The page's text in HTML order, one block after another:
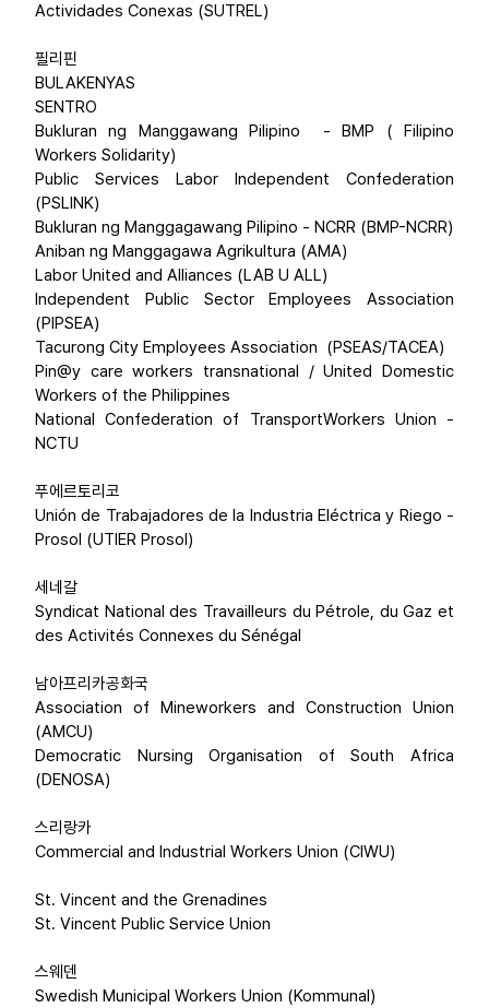
Actividades Conexas (SUTREL)
필리핀
BULAKENYAS
SENTRO
Bukluran ng Manggawang Pilipino - BMP ( Filipino
Workers Solidarity)
Public Services Labor Independent Confederation
(PSLINK)
Bukluran ng Manggagawang Pilipino - NCRR (BMP-NCRR)
Aniban ng Manggagawa Agrikultura (AMA)
Labor United and Alliances (LAB U ALL)
Independent Public Sector Employees Association
(PIPSEA)
Tacurong City Employees Association (PSEAS/TACEA)
Pin@y care workers transnational / United Domestic
Workers of the Philippines
National Confederation of TransportWorkers Union -
NCTU
푸에르토리코
Unión de Trabajadores de la Industria Eléctrica y Riego -
Prosol (UTIER Prosol)
세네갈
Syndicat National des Travailleurs du Pétrole, du Gaz et
des Activités Connexes du Sénégal
남아프리카공화국
Association of Mineworkers and Construction Union
(AMCU)
Democratic Nursing Organisation of South Africa
(DENOSA)
스리랑카
Commercial and Industrial Workers Union (CIWU)
St. Vincent and the Grenadines
St. Vincent Public Service Union
스웨덴
Swedish Municipal Workers Union (Kommunal)